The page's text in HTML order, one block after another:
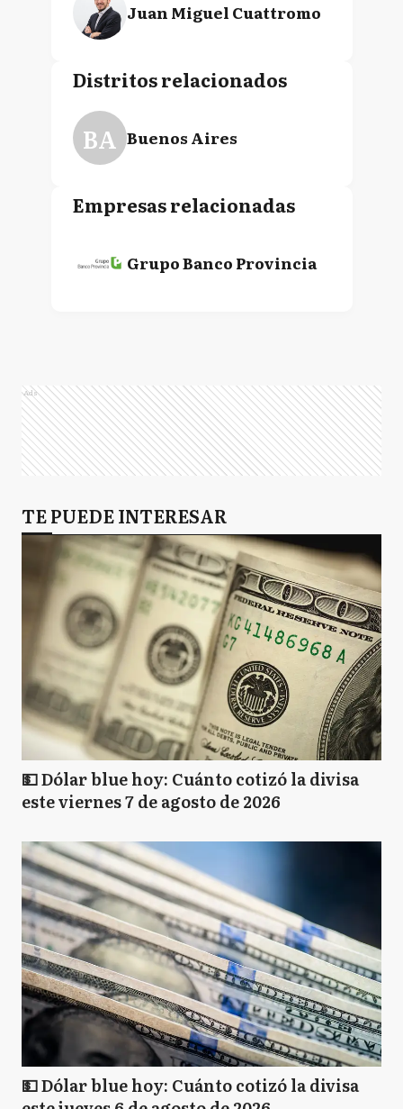
Juan Miguel Cuattromo
Distritos relacionados
BA Buenos Aires
Empresas relacionadas
Grupo Banco Provincia
Ads
TE PUEDE INTERESAR
💵 Dólar blue hoy: Cuánto cotizó la divisa
este viernes 7 de agosto de 2026
💵 Dólar blue hoy: Cuánto cotizó la divisa